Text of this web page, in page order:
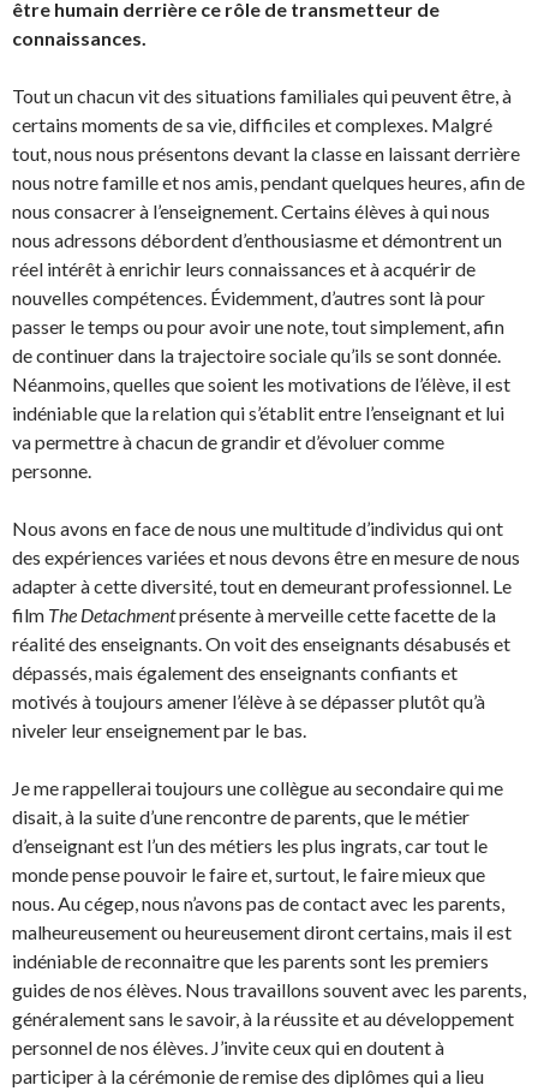
être humain derrière ce rôle de transmetteur de
connaissances.
Tout un chacun vit des situations familiales qui peuvent être, à
certains moments de sa vie, difficiles et complexes. Malgré
tout, nous nous présentons devant la classe en laissant derrière
nous notre famille et nos amis, pendant quelques heures, afin de
nous consacrer à l’enseignement. Certains élèves à qui nous
nous adressons débordent d’enthousiasme et démontrent un
réel intérêt à enrichir leurs connaissances et à acquérir de
nouvelles compétences. Évidemment, d’autres sont là pour
passer le temps ou pour avoir une note, tout simplement, afin
de continuer dans la trajectoire sociale qu’ils se sont donnée.
Néanmoins, quelles que soient les motivations de l’élève, il est
indéniable que la relation qui s’établit entre l’enseignant et lui
va permettre à chacun de grandir et d’évoluer comme
personne.
Nous avons en face de nous une multitude d’individus qui ont
des expériences variées et nous devons être en mesure de nous
adapter à cette diversité, tout en demeurant professionnel. Le
film The Detachmentprésente à merveille cette facette de la
réalité des enseignants. On voit des enseignants désabusés et
dépassés, mais également des enseignants confiants et
motivés à toujours amener l’élève à se dépasser plutôt qu’à
niveler leur enseignement par le bas.
Je me rappellerai toujours une collègue au secondaire qui me
disait, à la suite d’une rencontre de parents, que le métier
d’enseignant est l’un des métiers les plus ingrats, car tout le
monde pense pouvoir le faire et, surtout, le faire mieux que
nous. Au cégep, nous n’avons pas de contact avec les parents,
malheureusement ou heureusement diront certains, mais il est
indéniable de reconnaitre que les parents sont les premiers
guides de nos élèves. Nous travaillons souvent avec les parents,
généralement sans le savoir, à la réussite et au développement
personnel de nos élèves. J’invite ceux qui en doutent à
participer à la cérémonie de remise des diplômes qui a lieu